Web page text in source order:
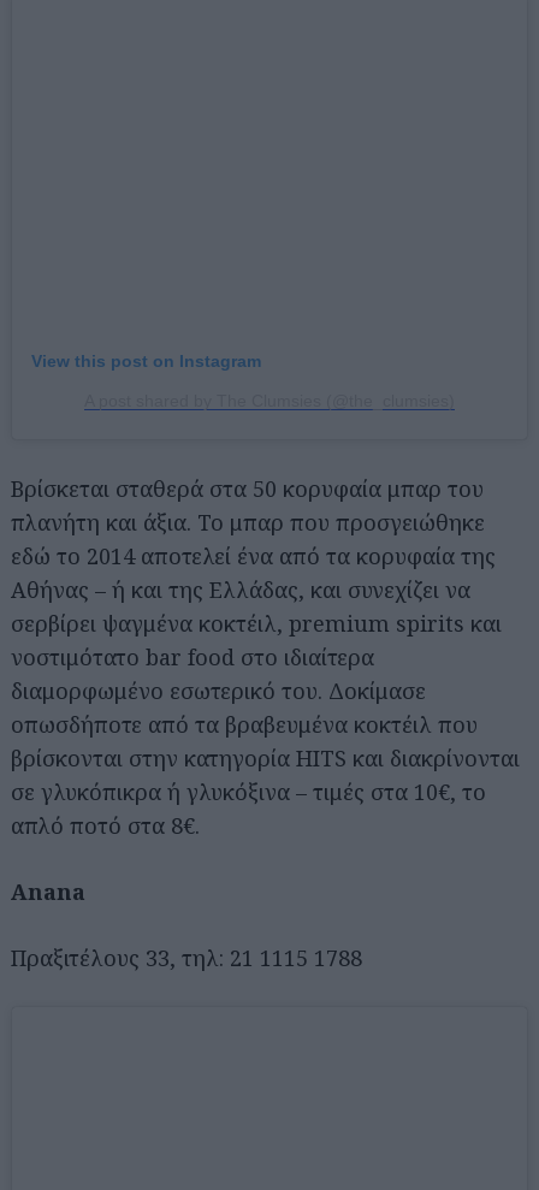
View this post on Instagram
Βρίσκεται σταθερά στα 50 κορυφαία μπαρ του
πλανήτη και άξια. Το μπαρ που προσγειώθηκε
εδώ το 2014 αποτελεί ένα από τα κορυφαία της
Αθήνας – ή και της Ελλάδας, και συνεχίζει να
σερβίρει ψαγμένα κοκτέιλ, premium spirits και
νοστιμότατο bar food στο ιδιαίτερα
διαμορφωμένο εσωτερικό του. Δοκίμασε
οπωσδήποτε από τα βραβευμένα κοκτέιλ που
βρίσκονται στην κατηγορία HITS και διακρίνονται
σε γλυκόπικρα ή γλυκόξινα – τιμές στα 10€, το
απλό ποτό στα 8€.
Αnana
Πραξιτέλους 33, τηλ: 21 1115 1788